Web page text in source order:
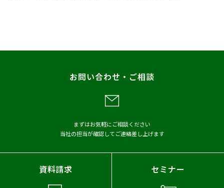
お問い合わせ・ご相談
まずはお気軽にご相談ください
当社の担当が確認してご連絡差し上げます
資料請求 セミナー